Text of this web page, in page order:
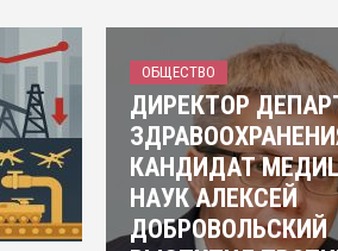
ОБЩЕСТВО
ДИРЕКТОР
КАНДИДАТ
НАУК АЛЕКСЕЙ
ДОБРОВОЛЬСКИЙ